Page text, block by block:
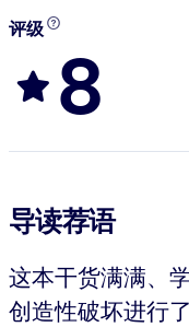
评级
8
导读荐语
这本干货满满、
创造性破坏进行